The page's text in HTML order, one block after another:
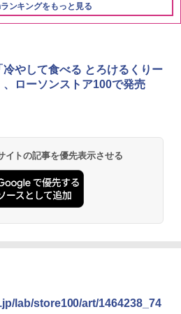
ンキングをもっと見る
ンラーメン どんぶり 85g×12個 日清
インスタント カップ麺
】ブタメン とんこつ味 35g×15個
用 夜食 カップラーメン ミニカップ
腹 インスタント アウトドアにも ロ
グストック 大人買い おやつカン
ー
] スチームオーブンレンジ 25L 一人
二人暮らし フラットテーブル ス
調理 自動メニュー19種搭載 角皿
プ 過熱水蒸気 オーブンレンジ 26
ベクション 2段調理 ホワイト RE-
W
調理 フラットテーブル トースト機
冷やして食べる とろけるくりー
、ローソンストア100で発売
イトの記事を優先表示させる
lab/store100/art/1464238_74